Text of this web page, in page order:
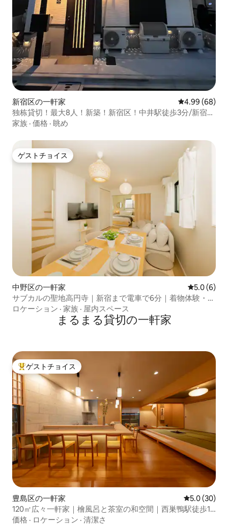
新宿区の一軒家 レビュー68件
4.99 (68)
独栋貸切！最大8人！新築！新宿区！中井駅徒歩3分/新宿駅
電車直通8分/空港乗換1回/迪士尼乗換1回
家族 · 価格 · 眺め
ゲストチョイス
ゲストチョイス
中野区の一軒家 レビュー6
5.0 (6)
サブカルの聖地高円寺｜新宿まで電車で6分｜着物体験・日
本庭園風テラス｜和モダン貸切一軒家
ロケーション · 家族 · 屋内スペース
まるまる貸切の一軒家
大好評のゲストチョイスです。
ゲストチョイス
豊島区の一軒家 レビュー30
5.0 (30)
120㎡広々一軒家｜檜風呂と茶室の和空間｜西巣鴨駅徒歩1
分｜洗練されたこだわりの邸宅で非日常を体験
価格 · ロケーション · 清潔さ